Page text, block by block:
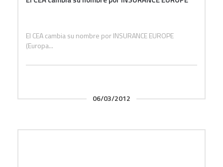
El CEA cambia su nombre por INSURANCE EUROPE
(Europa...
06/03/2012